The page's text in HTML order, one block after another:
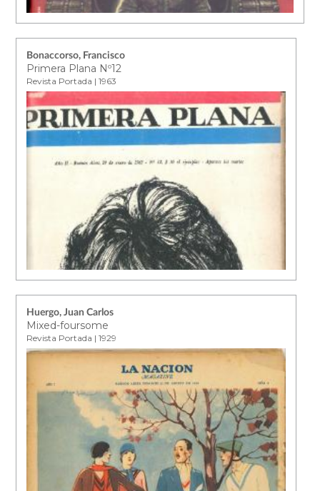
Bonaccorso, Francisco
Primera Plana Nº12
Revista Portada | 1963
Huergo, Juan Carlos
Mixed-foursome
Revista Portada | 1929